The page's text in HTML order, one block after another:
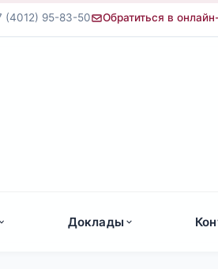
(4012) 95-83-50 Обратиться в
Доклады